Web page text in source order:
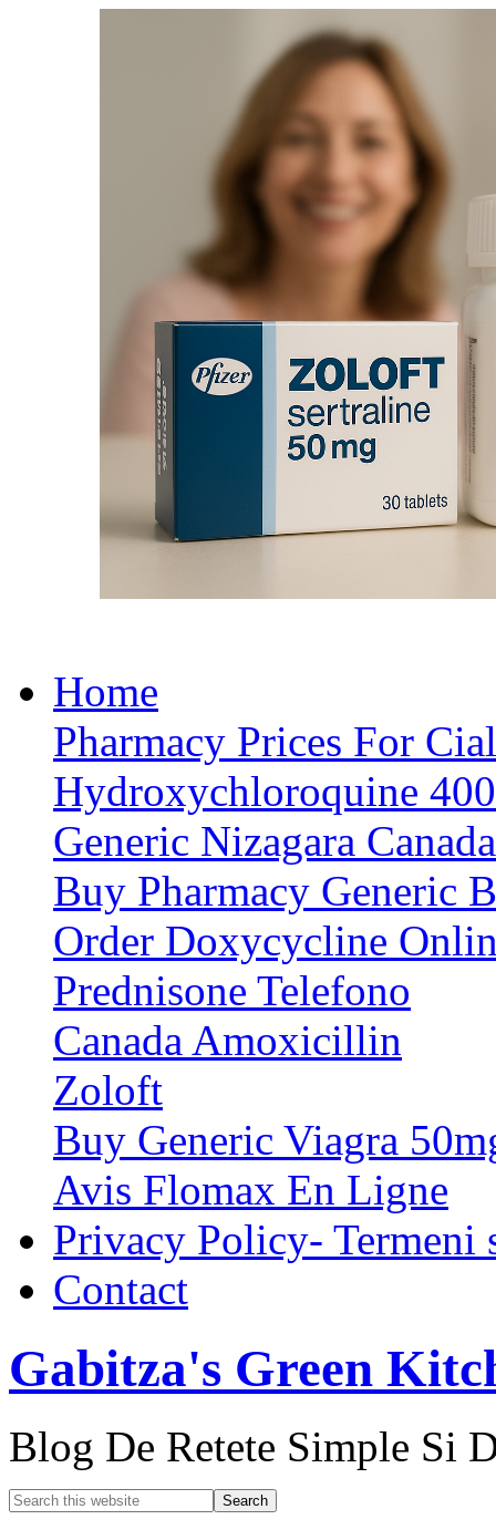
Home
Pharmacy Prices For
Hydroxychloroquine
Generic Nizagara Canada
Buy Pharmacy Generic
Order Doxycycline
Prednisone Telefono
Canada Amoxicillin
Zoloft
Buy Generic Viagra
Avis Flomax En Ligne
Privacy Policy- Termeni
Contact
Gabitza's Green
Blog De Retete Simple Si